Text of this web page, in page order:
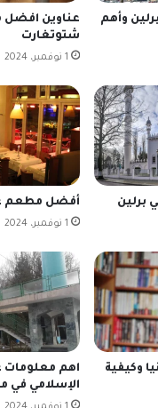
وأهم
عناوين
شتوتغارت
1 نوفمبر، 2024
أفضل مطعم
1 نوفمبر، 2024
وكيفية
اهم معلومات
الإسلامي في